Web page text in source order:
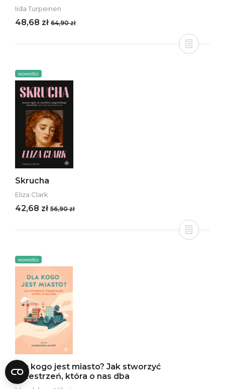
Iida Turpeinen
48,68 zł 64,90 zł
NOWOŚCI
Skrucha
Eliza Clark
42,68 zł 56,90 zł
NOWOŚCI
Dla kogo jest miasto? Jak stworzyć
przestrzeń, która o nas dba